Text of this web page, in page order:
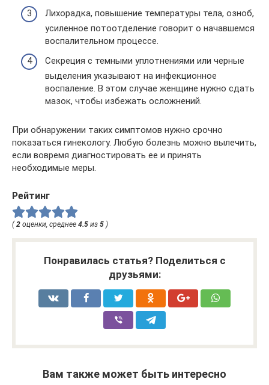
Лихорадка, повышение температуры тела, озноб,
усиленное потоотделение говорит о начавшемся
воспалительном процессе.
Секреция с темными уплотнениями или черные
выделения указывают на инфекционное
воспаление. В этом случае женщине нужно сдать
мазок, чтобы избежать осложнений.
При обнаружении таких симптомов нужно срочно
показаться гинекологу. Любую болезнь можно вылечить,
если вовремя диагностировать ее и принять
необходимые меры.
Рейтинг
( 2 оценки, среднее 4.5 из 5 )
Понравилась статья? Поделиться с
друзьями:
Вам также может быть интересно